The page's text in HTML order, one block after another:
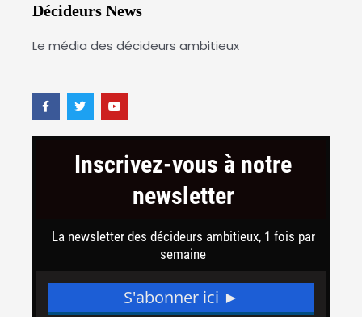
Décideurs News
Le média des décideurs ambitieux
F
a
c
T
w
i
e
r
Y
o
u
e